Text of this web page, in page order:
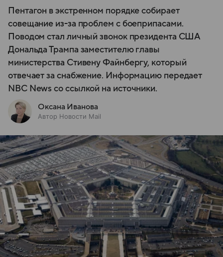
Пентагон в экстренном порядке собирает
совещание из-за проблем с боеприпасами.
Поводом стал личный звонок президента США
Дональда Трампа заместителю главы
министерства Стивену Файнбергу, который
отвечает за снабжение. Информацию передает
NBC News со ссылкой на источники.
Оксана Иванова
Автор Новости Mail